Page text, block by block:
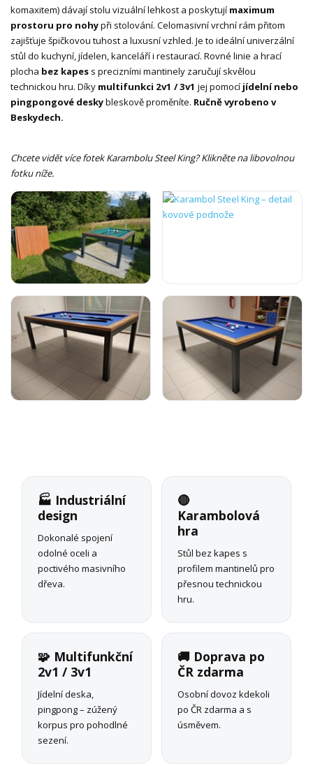
komaxitem) dávají stolu vizuální lehkost a poskytují maximum
prostoru pro nohypři stolování. Celomasivní vrchní rám přitom
zajišťuje špičkovou tuhost a luxusní vzhled. Je to ideální univerzální
stůl do kuchyní, jídelen, kanceláří i restaurací. Rovné linie a hrací
plocha bez kapes s precizními mantinely zaručují skvělou
technickou hru. Díky multifunkci 2v1 / 3v1 jej pomocí jídelní nebo
pingpongové deskybleskově proměníte. Ručně vyrobeno v
Beskydech.
Chcete vidět více fotek Karambolu Steel King? Klikněte na libovolnou
fotku níže.
🏭 Industriální
design
Dokonalé spojení
odolné oceli a
poctivého masivního
dřeva.
🔴
Karambolová
hra
Stůl bez kapes s
profilem mantinelů pro
přesnou technickou
hru.
🧩 Multifunkční
2v1 / 3v1
Jídelní deska,
pingpong – zúžený
korpus pro pohodlné
sezení.
🚚 Doprava po
ČR zdarma
Osobní dovoz kdekoli
po ČR zdarma a s
úsměvem.